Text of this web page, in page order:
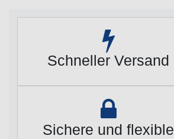
Schneller Versand
Sichere und flexible